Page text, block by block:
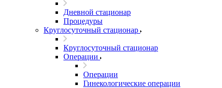
Дневной стационар
Процедуры
Круглосуточный стационар
Круглосуточный стационар
Операции
Операции
Гинекологические операции